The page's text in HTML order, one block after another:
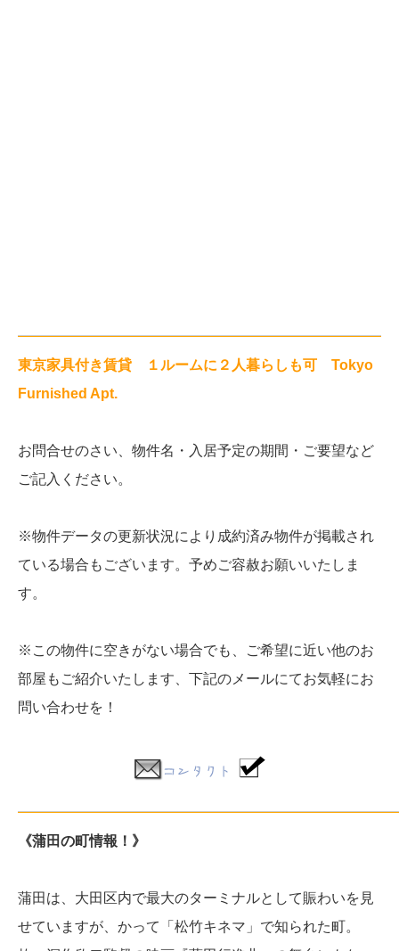
東京家具付き賃貸 １ルームに２人暮らしも可 Tokyo
Furnished Apt.
お問合せのさい、物件名・入居予定の期間・ご要望など
ご記入ください。
※物件データの更新状況により成約済み物件が掲載され
ている場合もございます。予めご容赦お願いいたしま
す。
※この物件に空きがない場合でも、ご希望に近い他のお
部屋もご紹介いたします、 下記のメールにてお気軽にお
問い合わせを！
《蒲田の町情報！》
蒲田は、大田区内で最大のターミナルとして賑わいを見
せていますが、かって「松竹キネマ」で知られた町。